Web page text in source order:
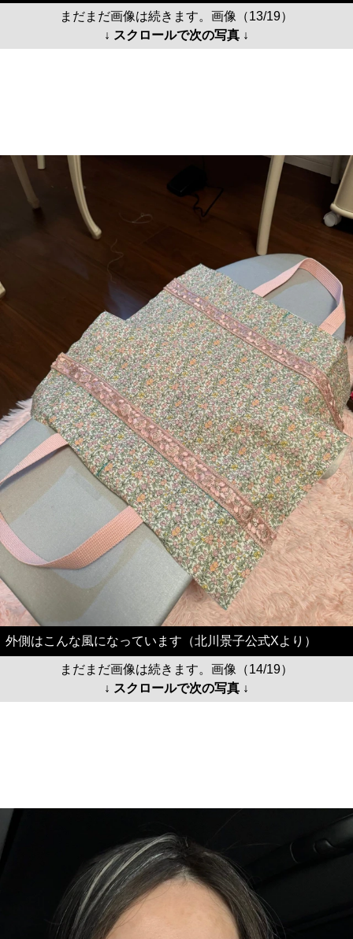
まだまだ画像は続きます。画像（13/19）
↓ スクロールで次の写真 ↓
外側はこんな風になっています（北川景子公式Xより）
まだまだ画像は続きます。画像（14/19）
↓ スクロールで次の写真 ↓